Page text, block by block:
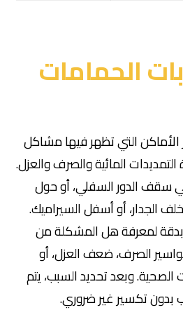
الحمامات
التي تظهر فيها مشاكل
المائية والصرف والعزل.
سقف الدور السفلي، أو حول
الجدار، أو أسفل السيراميك.
لمعرفة هل المشكلة من
الصرف، ضعف العزل، أو
وبعد تحديد السبب، يتم
بدون تكسير غير ضروري.